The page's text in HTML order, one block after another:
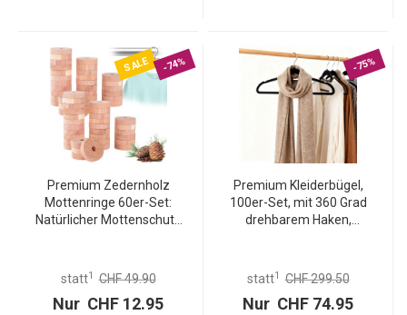
SALE -74%
Premium Zedernholz
Mottenringe 60er-Set:
Natürlicher Mottenschutz
alle Kleiderbügel
statt1 CHF 49.90
Nur CHF 12.95
-75%
Premium Kleiderbügel,
100er-Set, mit 360 Grad
drehbarem Haken,
Krawatten, Gürtel oder
statt1 CHF 299.50
Nur CHF 74.95